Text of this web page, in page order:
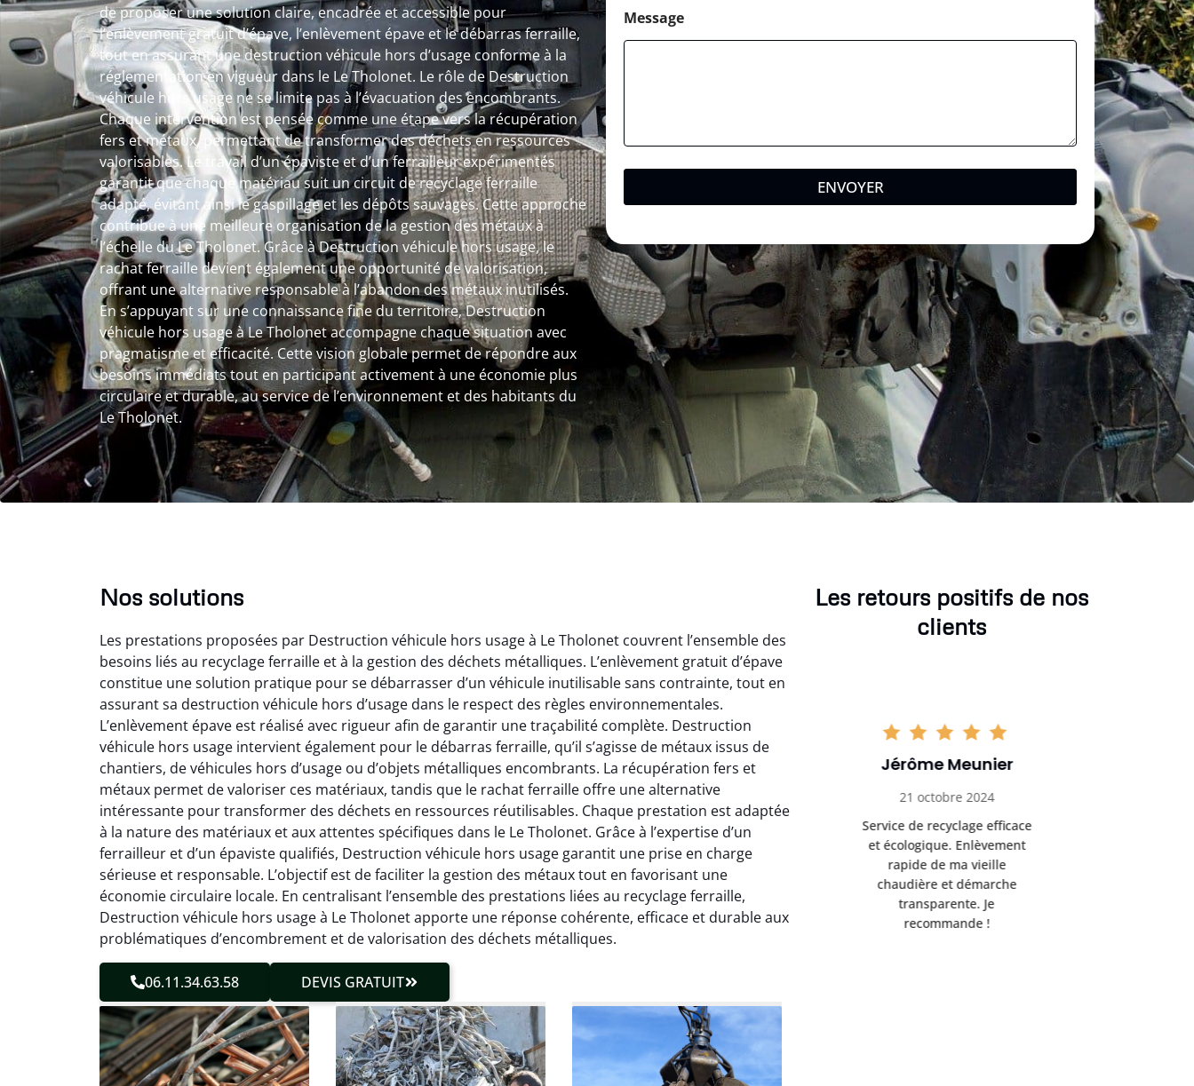
de proposer une solution claire, encadrée et accessible pour
l’enlèvement gratuit d’épave, l’enlèvement épave et le débarras ferraille,
tout en assurant une destruction véhicule hors d’usage conforme à la
réglementation en vigueur dans le Le Tholonet. Le rôle de Destruction
véhicule hors usage ne se limite pas à l’évacuation des encombrants.
Chaque intervention est pensée comme une étape vers la récupération
fers et métaux, permettant de transformer des déchets en ressources
valorisables. Le travail d’un épaviste et d’un ferrailleur expérimentés
garantit que chaque matériau suit un circuit de recyclage ferraille
adapté, évitant ainsi le gaspillage et les dépôts sauvages. Cette approche
contribue à une meilleure organisation de la gestion des métaux à
l’échelle du Le Tholonet. Grâce à Destruction véhicule hors usage, le
rachat ferraille devient également une opportunité de valorisation,
offrant une alternative responsable à l’abandon des métaux inutilisés.
En s’appuyant sur une connaissance fine du territoire, Destruction
véhicule hors usage à Le Tholonet accompagne chaque situation avec
pragmatisme et efficacité. Cette vision globale permet de répondre aux
besoins immédiats tout en participant activement à une économie plus
circulaire et durable, au service de l’environnement et des habitants du
Le Tholonet.
Message
ENVOYER
Nos solutions
Les prestations proposées par Destruction véhicule hors usage à Le Tholonet couvrent l’ensemble des
besoins liés au recyclage ferraille et à la gestion des déchets métalliques. L’enlèvement gratuit d’épave
constitue une solution pratique pour se débarrasser d’un véhicule inutilisable sans contrainte, tout en
assurant sa destruction véhicule hors d’usage dans le respect des règles environnementales.
L’enlèvement épave est réalisé avec rigueur afin de garantir une traçabilité complète. Destruction
véhicule hors usage intervient également pour le débarras ferraille, qu’il s’agisse de métaux issus de
chantiers, de véhicules hors d’usage ou d’objets métalliques encombrants. La récupération fers et
métaux permet de valoriser ces matériaux, tandis que le rachat ferraille offre une alternative
intéressante pour transformer des déchets en ressources réutilisables. Chaque prestation est adaptée
à la nature des matériaux et aux attentes spécifiques dans le Le Tholonet. Grâce à l’expertise d’un
ferrailleur et d’un épaviste qualifiés, Destruction véhicule hors usage garantit une prise en charge
sérieuse et responsable. L’objectif est de faciliter la gestion des métaux tout en favorisant une
économie circulaire locale. En centralisant l’ensemble des prestations liées au recyclage ferraille,
Destruction véhicule hors usage à Le Tholonet apporte une réponse cohérente, efficace et durable aux
problématiques d’encombrement et de valorisation des déchets métalliques.
06.11.34.63.58 DEVIS GRATUIT
Les retours positifs de nos
clients
Virginie Lambert
26 février 2025
Parfait pour se débarrasser
des vieux métaux ! Équipe
efficace qui a tout enlevé
sans laisser de traces.
Service client très réactif.
Jérôme Meunier
21 octobre 2024
Service de recyclage efficace
et écologique. Enlèvement
rapide de ma vieille
chaudière et démarche
transparente. Je
recommande !
Sophie Gaillard
13 novembre 2024
Très satisfaite du service de
recyclage ferraille. Équipe
ponctuelle et respectueuse
de l'environnement.
Débarrassée de mes
encombrants métalliques en